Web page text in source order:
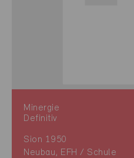
Minergie
Definitiv
Sion 1950
Neubau, EFH / Schule